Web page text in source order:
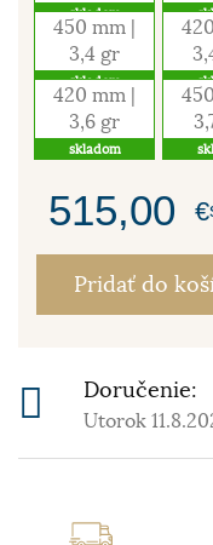
skladom
450 mm |
3,4 gr
skladom
420 mm |
3,6 gr
skladom
515,00 €
Pridať do
Doručenie:
Utorok